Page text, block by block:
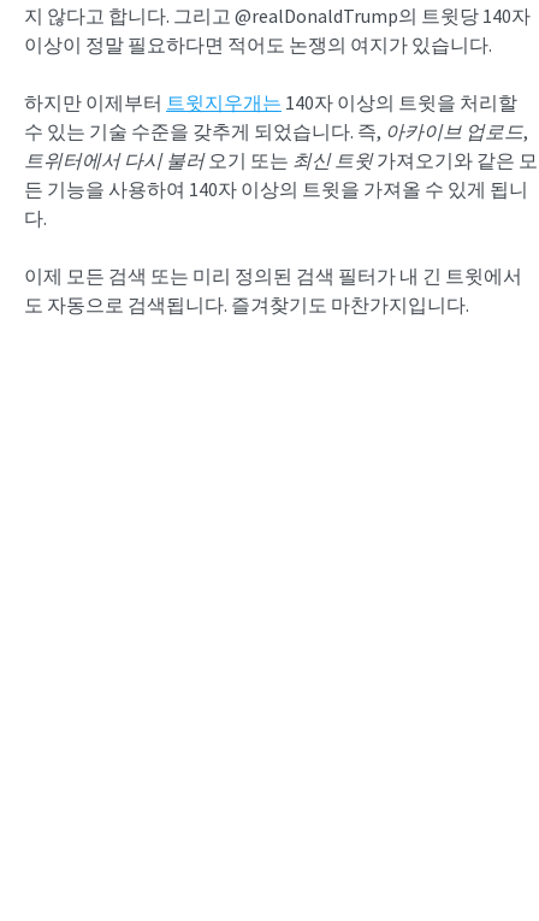
지 않다고 합니다. 그리고 @realDonaldTrump의 트윗당 140자
이상이 정말 필요하다면 적어도 논쟁의 여지가 있습니다.
하지만 이제부터 트윗지우개는 140자 이상의 트윗을 처리할
수 있는 기술 수준을 갖추게 되었습니다. 즉, 아카이브 업로드,
트위터에서 다시 불러오기 또는 최신 트윗가져오기와 같은 모
든 기능을 사용하여 140자 이상의 트윗을 가져올 수 있게 됩니
다.
이제 모든 검색 또는 미리 정의된 검색 필터가 내 긴 트윗에서
도 자동으로 검색됩니다. 즐겨찾기도 마찬가지입니다.